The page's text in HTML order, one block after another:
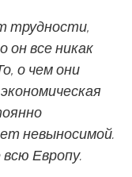
трудности,
он все никак
о чем они
невыносимой.
Европу.